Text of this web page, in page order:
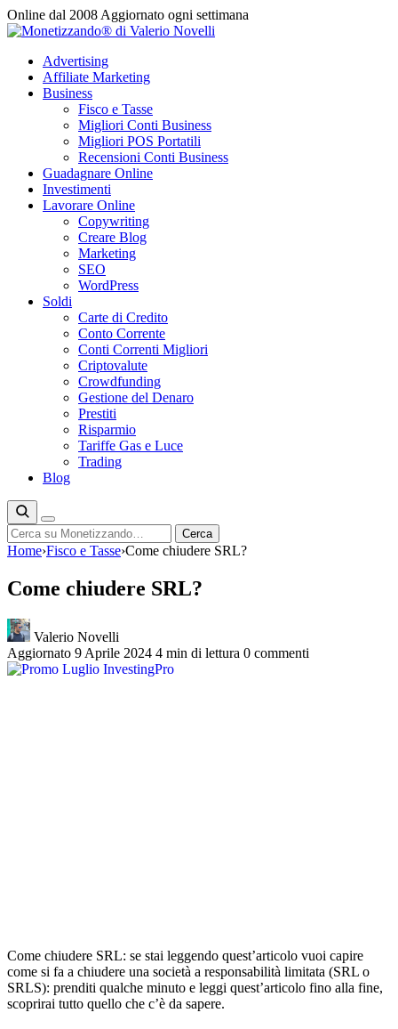
Vai
al
Online dal 2008 Aggiornato ogni settimana
Advertising
Affiliate Marketing
Business
Fisco e Tasse
Migliori Conti Business
Migliori POS Portatili
Recensioni Conti Business
Guadagnare Online
Investimenti
Lavorare Online
Copywriting
Creare Blog
Marketing
SEO
WordPress
Soldi
Carte di Credito
Conto Corrente
Conti Correnti Migliori
Criptovalute
Crowdfunding
Gestione del Denaro
Prestiti
Risparmio
Tariffe Gas e Luce
Trading
Blog
Cerca Cerca
Home›Fisco e Tasse›Come chiudere SRL?
Come chiudere SRL?
Valerio Novelli
Aggiornato 9 Aprile 2024 4 min di lettura 0 commenti
Come chiudere SRL: se stai leggendo quest’articolo vuoi capire
come si fa a chiudere una società a responsabilità limitata (SRL o
SRLS): prenditi qualche minuto e leggi quest’articolo fino alla fine,
scoprirai tutto quello che c’è da sapere.